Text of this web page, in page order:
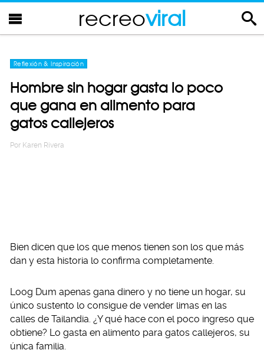
recreoviral
Reflexión & Inspiración
Hombre sin hogar gasta lo poco
que gana en alimento para
gatos callejeros
Por Karen Rivera
Bien dicen que los que menos tienen son los que más
dan y esta historia lo confirma completamente.
Loog Dum apenas gana dinero y no tiene un hogar, su
único sustento lo consigue de vender limas en las
calles de Tailandia. ¿Y qué hace con el poco ingreso que
obtiene? Lo gasta en alimento para gatos callejeros, su
única familia.